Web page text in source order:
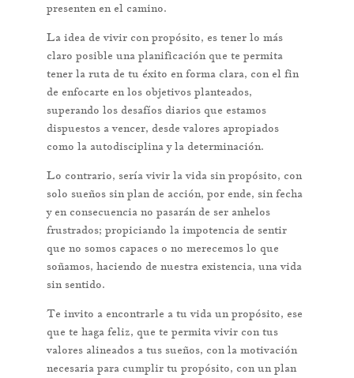
presenten en el camino.
La idea de vivir con propósito, es tener lo más
claro posible una planificación que te permita
tener la ruta de tu éxito en forma clara, con el fin
de enfocarte en los objetivos planteados,
superando los desafíos diarios que estamos
dispuestos a vencer, desde valores apropiados
como la autodisciplina y la determinación.
Lo contrario, sería vivir la vida sin propósito, con
solo sueños sin plan de acción, por ende, sin fecha
y en consecuencia no pasarán de ser anhelos
frustrados; propiciando la impotencia de sentir
que no somos capaces o no merecemos lo que
soñamos, haciendo de nuestra existencia, una vida
sin sentido.
Te invito a encontrarle a tu vida un propósito, ese
que te haga feliz, que te permita vivir con tus
valores alineados a tus sueños, con la motivación
necesaria para cumplir tu propósito, con un plan